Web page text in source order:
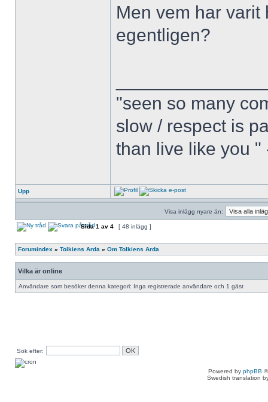
Men vem har
egentligen?
"seen so many
slow / respect is
than live like you "
Upp
Visa inlägg nyare än:
Sida1 av 4 [ 48 inlägg ]
Forumindex » Tolkiens Arda » Om Tolkiens Arda
Vilka är online
Användare som besöker denna kategori: Inga registrerade användare och 1 gäst
Sök efter:
Powered by phpBB
Swedish translation